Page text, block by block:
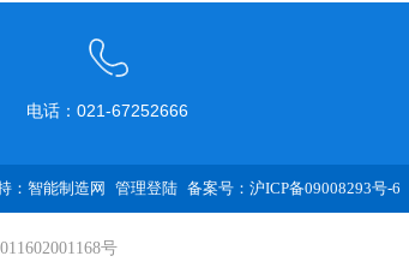
电话：021-67252666
： 智能制造网 管理登陆 备案号：沪ICP备09008293号-6
号